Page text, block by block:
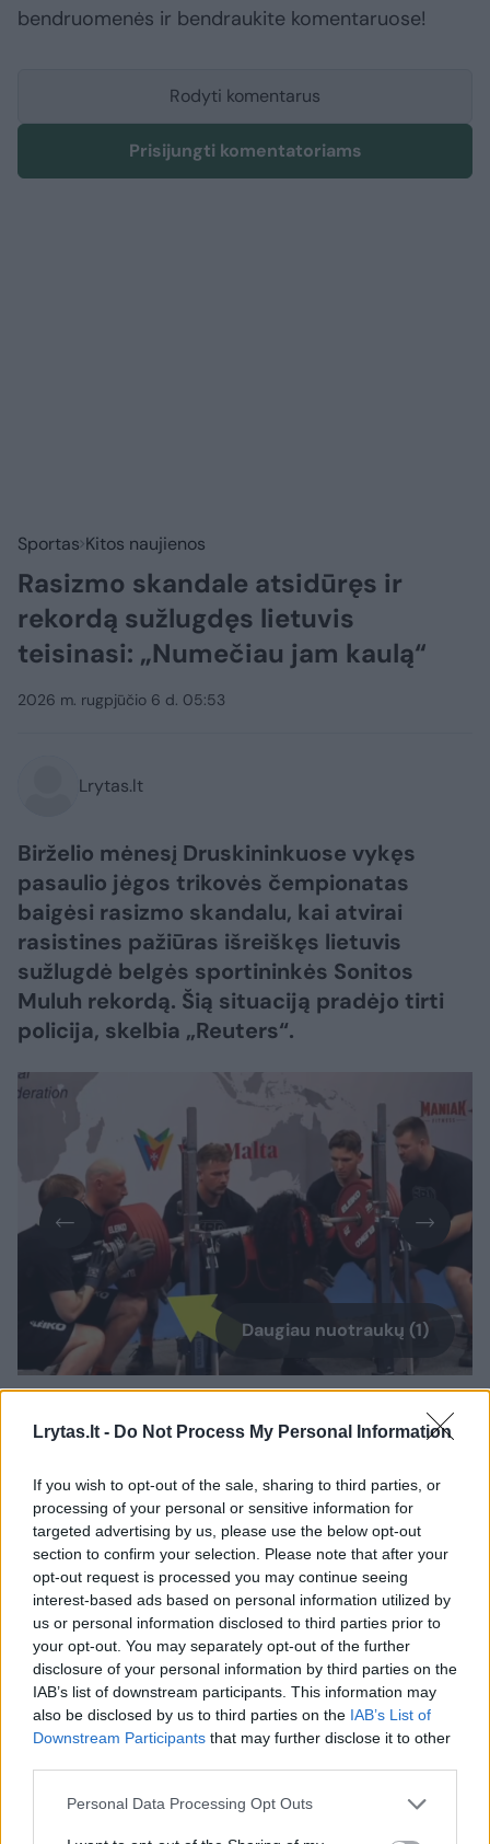
Lrytas.lt - Do Not Process My Personal Information
If you wish to opt-out of the sale, sharing to third parties, or
processing of your personal or sensitive information for
targeted advertising by us, please use the below opt-out
section to confirm your selection. Please note that after your
opt-out request is processed you may continue seeing
interest-based ads based on personal information utilized by
us or personal information disclosed to third parties prior to
your opt-out. You may separately opt-out of the further
disclosure of your personal information by third parties on the
IAB’s list of downstream participants. This information may
also be disclosed by us to third parties on the IAB’s List of
Downstream Participants that may further disclose it to other
Personal Data Processing Opt Outs
bendruomenės ir bendraukite komentaruose!
Rodyti komentarus
Prisijungti komentatoriams
Sportas Kitos naujienos
Rasizmo skandale atsidūręs ir
rekordą sužlugdęs lietuvis
teisinasi: „Numečiau jam kaulą“
2026 m. rugpjūčio 6 d. 05:53
Lrytas.lt
Birželio mėnesį Druskininkuose vykęs
pasaulio jėgos trikovės čempionatas
baigėsi rasizmo skandalu, kai atvirai
rasistines pažiūras išreiškęs lietuvis
sužlugdė belgės sportininkės Sonitos
Muluh rekordą. Šią situaciją pradėjo tirti
policija, skelbia „Reuters“.
Daugiau nuotraukų (1)
Trečiuoju bandymu 29-erių S. Muluh bandė
pritūpti su štanga, ant kurios buvo rekordinis
moterims svoris – net 334,5 kilogramo. Pagal
taisykles tupiant atletą privalo prižiūrėti ir
prireikus padėti penki asistentai: po du iš
kairės ir dešinės bei vienas iš nugaros.
S. Muluh tupiant su štanga ši lietė lietuvio
asistento Ernesto Kusino koją. Pagal taisykles
bet koks išorinis štangos prilietimas, kai
sportininkas vadovaujantis protingumo
klaida.